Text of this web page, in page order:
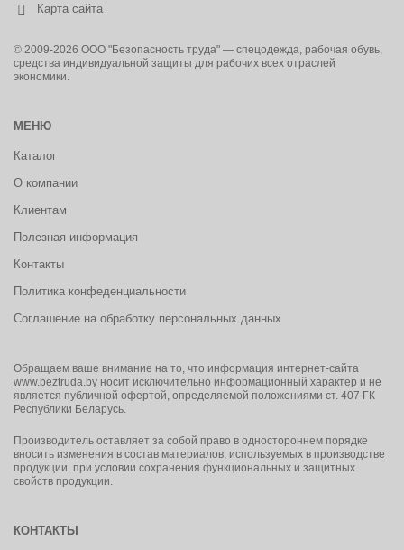
Карта сайта
© 2009-2026 ООО "Безопасность труда" — спецодежда, рабочая обувь,
средства индивидуальной защиты для рабочих всех отраслей
экономики.
МЕНЮ
Каталог
О компании
Клиентам
Полезная информация
Контакты
Политика конфеденциальности
Соглашение на обработку персональных данных
Обращаем ваше внимание на то, что информация интернет-сайта
www.beztruda.by носит исключительно информационный характер и не
является публичной офертой, определяемой положениями ст. 407 ГК
Республики Беларусь.
Производитель оставляет за собой право в одностороннем порядке
вносить изменения в состав материалов, используемых в производстве
продукции, при условии сохранения функциональных и защитных
свойств продукции.
КОНТАКТЫ